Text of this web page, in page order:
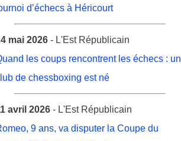
d’échecs à Héricourt
mai 2026- L'Est Républicain
les coups rencontrent les échecs : un
de chessboxing est né
avril 2026- L'Est Républicain
9 ans, va disputer la Coupe du